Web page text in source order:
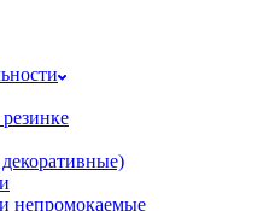
непромокаемые